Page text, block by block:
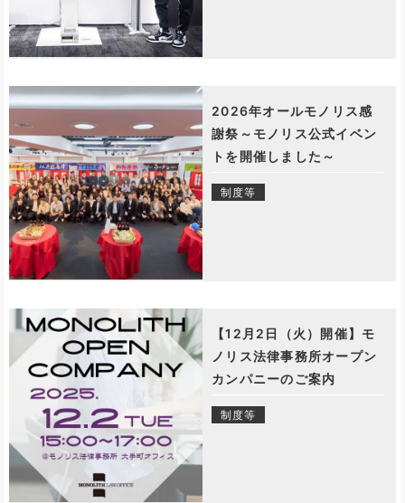
2026年オールモノリス感
謝祭～モノリス公式イベン
トを開催しました～
制度等
【12月2日（火）開催】モ
ノリス法律事務所オープン
カンパニーのご案内
制度等